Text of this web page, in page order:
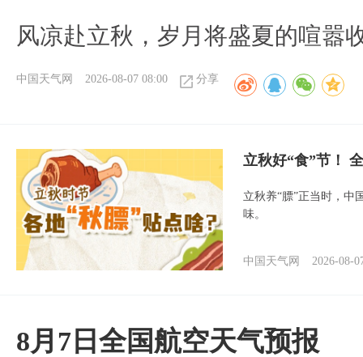
风凉赴立秋，岁月将盛夏的喧嚣
中国天气网 2026-08-07 08:00 分享
立秋好“食”节！
立秋养“膘”正当时，中
味。
中国天气网 2026-08-
8月7日全国航空天气预报